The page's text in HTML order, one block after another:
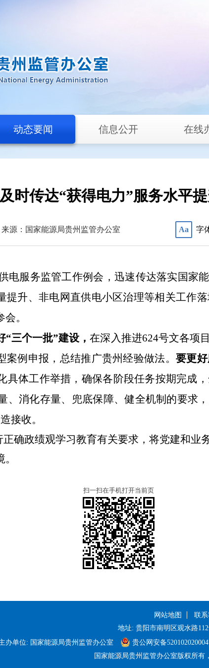
动态要闻 信息公开 在线
时传达“获得电力”服务水平
来源：国家能源局贵州监管办公室 Aa 字
电服务监管工作例会，迅速传达落实国家
提升、非电网直供电小区治理等相关工作
。
“三个一批”建设，在深入推进624号文各项
案例申报，总结推广贵州经验做法。要更
具体工作举措，确保各阶段任务按期完成
、消化存量、兜底保障、健全机制的要求
接收。
正确政绩观学习教育有关要求 ，将党建和业
。
扫一扫在手机打开当前页
网站地图
联系
地址: 贵阳市南明区观水路
办单位: 国家能源局贵州监管办公室
贵公网安备
国家能源局贵州监管办公室版权所有